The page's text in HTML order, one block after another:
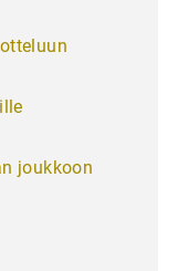
joukkoon